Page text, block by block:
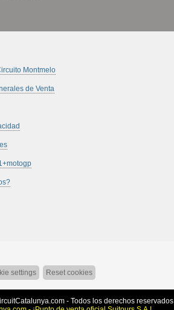
Montmelo
de Venta
settings Reset cookies
- Todos los derechos reservados